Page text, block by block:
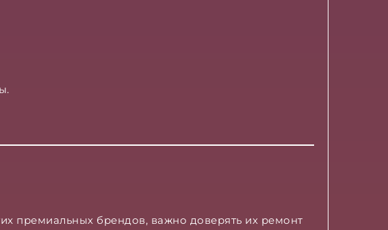
премиальных брендов, важно доверять их ремонт